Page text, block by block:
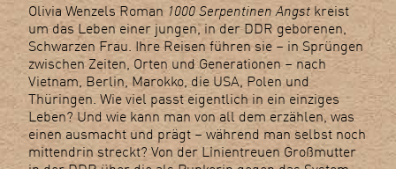
Olivia Wenzels Roman 1000 Serpentinen Angst kreist
um das Leben einer jungen, in der DDR geborenen,
Schwarzen Frau. Ihre Reisen führen sie – in Sprüngen
zwischen Zeiten, Orten und Generationen – nach
Vietnam, Berlin, Marokko, die USA, Polen und
Thüringen. Wie viel passt eigentlich in ein einziges
Leben? Und wie kann man von all dem erzählen, was
einen ausmacht und prägt – während man selbst noch
mittendrin streckt? Von der Linientreuen Großmutter